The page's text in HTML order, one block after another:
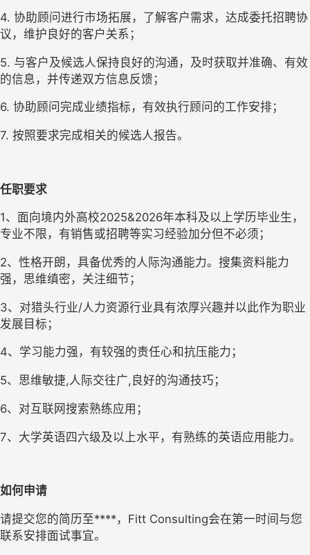
4. 协助顾问进行市场拓展，了解客户需求，达成委托招聘协
议，维护良好的客户关系；
5. 与客户及候选人保持良好的沟通，及时获取并准确、有效
的信息，并传递双方信息反馈；
6. 协助顾问完成业绩指标，有效执行顾问的工作安排；
7. 按照要求完成相关的候选人报告。
任职要求
1、面向境内外高校2025&2026年本科及以上学历毕业生，
专业不限，有销售或招聘等实习经验加分但不必须；
2、性格开朗，具备优秀的人际沟通能力。搜集资料能力
强，思维缜密，关注细节；
3、对猎头行业/人力资源行业具有浓厚兴趣并以此作为职业
发展目标；
4、学习能力强，有较强的责任心和抗压能力；
5、思维敏捷,人际交往广,良好的沟通技巧；
6、对互联网搜索熟练应用；
7、大学英语四六级及以上水平，有熟练的英语应用能力。
如何申请
请提交您的简历至****，Fitt Consulting会在第一时间与您
联系安排面试事宜。